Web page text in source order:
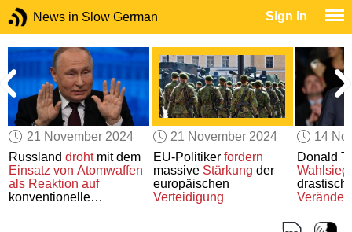
News in Slow German Sign In
21 November 2024
Russlanddrohtmit dem
Einsatz von Atomwaffen
als Reaktion auf
konventionelle
21 November 2024
EU-Politiker fordern
massive Stärkung der
europäischen
Verteidigung
14
Donald
Wahlsieg